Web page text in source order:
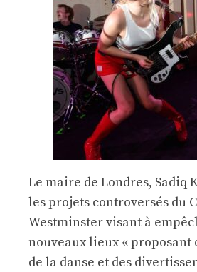
Le maire de Londres, Sadiq
les projets controversés du
Westminster visant à
nouveaux lieux « proposant
de la danse et des